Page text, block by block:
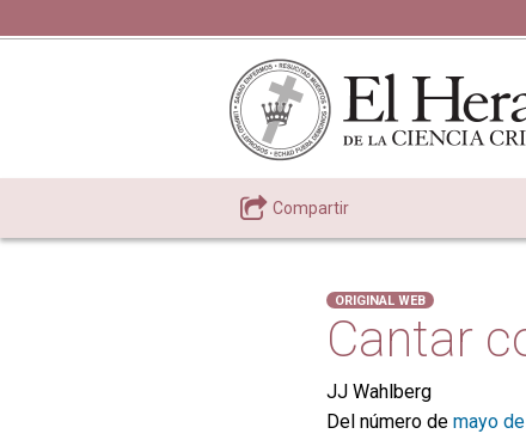
Compartir
ORIGINAL WEB
Cantar
JJ Wahlberg
Del número de mayo